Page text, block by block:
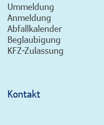
Ummeldung
Anmeldung
Abfallkalender
Beglaubigung
KFZ-Zulassung
Kontakt